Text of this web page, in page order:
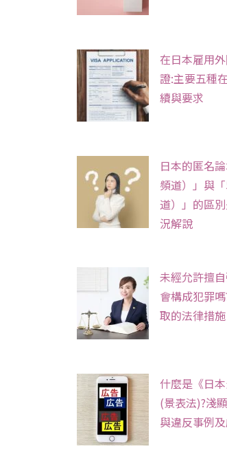
在日本雇用
證:主要五種
續與要求
日本的匿名
頻道）」與
道）」的區
況解說
未經允許擅
會構成犯罪
取的法律措施
什麼是《日
(景表法)?淺
與違反事例